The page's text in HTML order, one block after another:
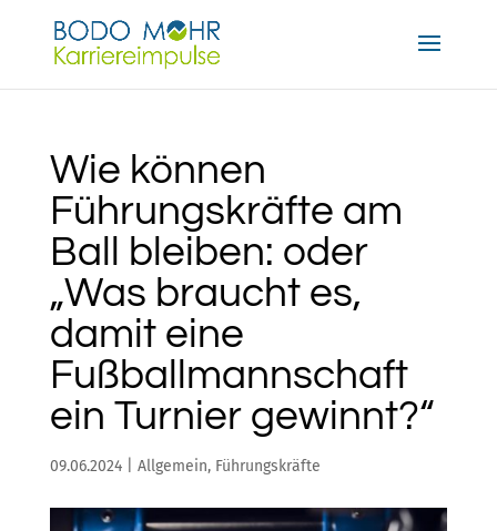
Wie können
Führungskräfte am
Ball bleiben: oder
„Was braucht es,
damit eine
Fußballmannschaft
ein Turnier gewinnt?“
09.06.2024| Allgemein, Führungskräfte